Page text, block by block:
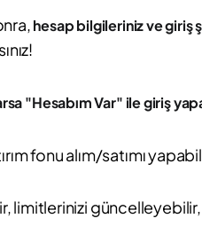
hesap bilgileriniz ve giriş
"Hesabım Var" ile giriş
fonu alım/satımı
limitlerinizi güncelleyebilir,